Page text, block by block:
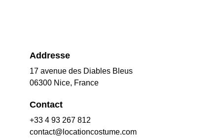
Addresse
17 avenue des Diables Bleus
06300 Nice, France
Contact
+33 4 93 267 812
contact@locationcostume.com